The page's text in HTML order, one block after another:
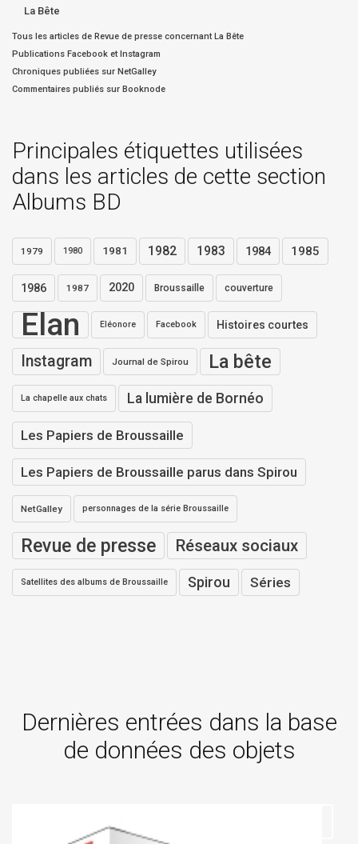
La Bête
Tous les articles de Revue de presse concernant La Bête
Publications Facebook et Instagram
Chroniques publiées sur NetGalley
Commentaires publiés sur Booknode
Principales étiquettes utilisées
dans les articles de cette section
Albums BD
1979 1980 1981 1982 1983 1984 1985
1986 1987 2020 Broussaille couverture
Elan Eléonore Facebook Histoires courtes
Instagram Journal de Spirou La bête
La chapelle aux chats La lumière de Bornéo
Les Papiers de Broussaille
Les Papiers de Broussaille parus dans Spirou
NetGalley personnages de la série Broussaille
Revue de presse Réseaux sociaux
Satellites des albums de Broussaille Spirou Séries
Dernières entrées dans la base
de données des objets